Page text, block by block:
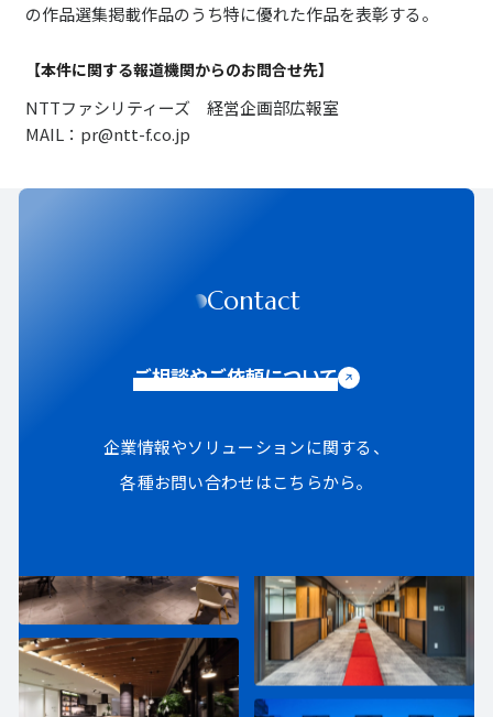
の作品選集掲載作品のうち特に優れた作品を表彰する。
【本件に関する報道機関からのお問合せ先】
NTTファシリティーズ 経営企画部広報室
MAIL：pr@ntt-f.co.jp
Contact
ご相談やご依頼について
企業情報やソリューションに関する、
各種お問い合わせはこちらから。